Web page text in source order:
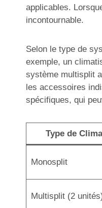
applicables.
incontournable.
Selon le type de
exemple, un
système multisplit
les accessoires
spécifiques, qui
Type de
Monosplit
Multisplit (2